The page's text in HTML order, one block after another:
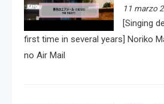
11 marzo
[Singing
first time in several years] Noriko
no Air Mail